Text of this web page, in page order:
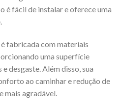
é fácil de instalar e oferece uma
fabricada com materiais
uma superfície
desgaste. Além disso, sua
ao caminhar e redução de
mais agradável.